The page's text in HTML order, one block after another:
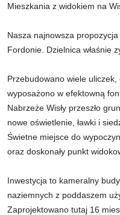
Mieszkania z widokiem na
Nasza najnowsza
Fordonie. Dzielnica właśnie
Przebudowano wiele
wyposażono w efektowną
Nabrzeże Wisły przeszło
nowe oświetlenie, ławki i
Świetne miejsce do
oraz doskonały punkt
Inwestycja to kameralny
naziemnych z poddaszem
Zaprojektowano tutaj 16